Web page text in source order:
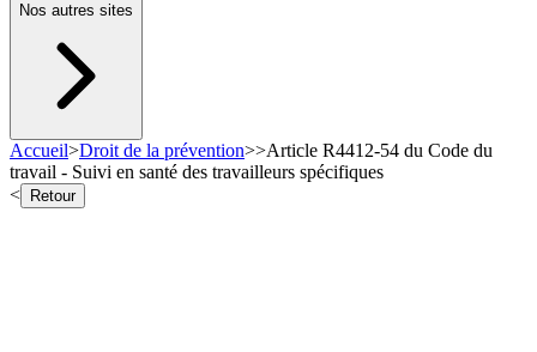
Nos autres sites
Accueil>Droit de la prévention>>Article R4412-54 du Code du
travail - Suivi en santé des travailleurs spécifiques
<
Retour